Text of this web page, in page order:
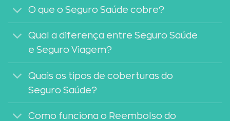
O que o Seguro Saúde cobre?
Qual a diferença entre Seguro Saúde
e Seguro Viagem?
Quais os tipos de coberturas do
Seguro Saúde?
Como funciona o Reembolso do